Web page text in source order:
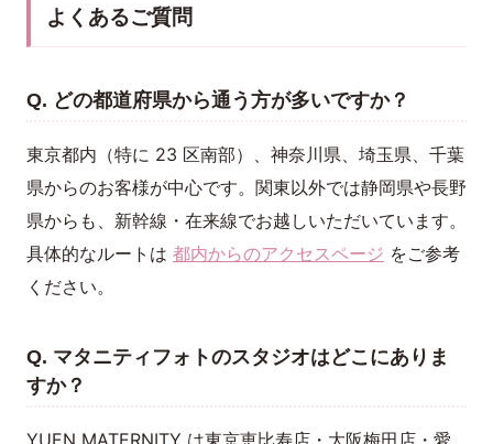
よくあるご質問
Q. どの都道府県から通う方が多いですか？
東京都内（特に 23 区南部）、神奈川県、埼玉県、千葉
県からのお客様が中心です。関東以外では静岡県や長野
県からも、新幹線・在来線でお越しいただいています。
具体的なルートは 都内からのアクセスページ をご参考
ください。
Q. マタニティフォトのスタジオはどこにありま
すか？
YUEN MATERNITY は東京恵比寿店・大阪梅田店・愛